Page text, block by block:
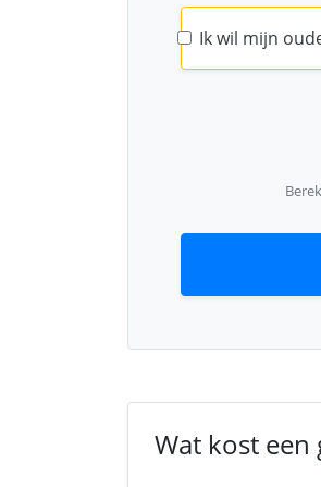
Ik wil mijn
Wat kost een